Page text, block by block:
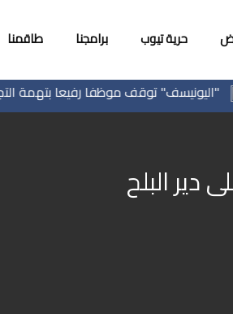
حرية تيوب برامجنا طاقمنا
توقف موظفا رفيعا بتهمة التجسس
البلح